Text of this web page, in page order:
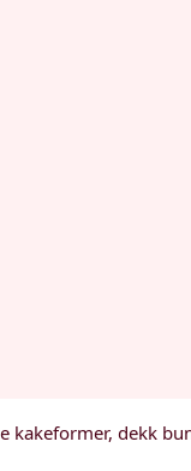
kakeformer, dekk